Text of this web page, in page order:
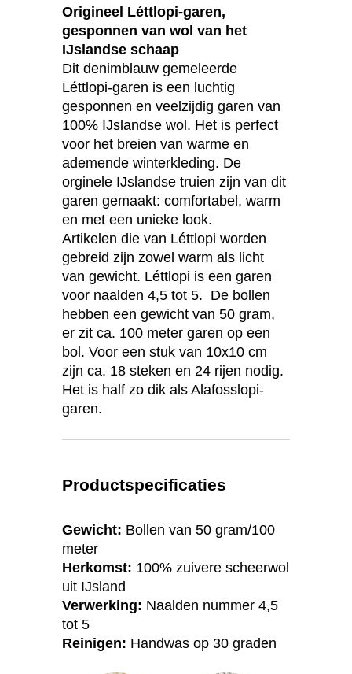
Origineel Léttlopi-garen,
gesponnen van wol van het
IJslandse schaap
Dit denimblauw gemeleerde
Léttlopi-garen is een luchtig
gesponnen en veelzijdig garen van
100% IJslandse wol. Het is perfect
voor het breien van warme en
ademende winterkleding. De
orginele IJslandse truien zijn van dit
garen gemaakt: comfortabel, warm
en met een unieke look.
Artikelen die van Léttlopi worden
gebreid zijn zowel warm als licht
van gewicht. Léttlopi is een garen
voor naalden 4,5 tot 5. De bollen
hebben een gewicht van 50 gram,
er zit ca. 100 meter garen op een
bol. Voor een stuk van 10x10 cm
zijn ca. 18 steken en 24 rijen nodig.
Het is half zo dik als Alafosslopi-
garen.
Productspecificaties
Gewicht: Bollen van 50 gram/100
meter
Herkomst: 100% zuivere scheerwol
uit IJsland
Verwerking: Naalden nummer 4,5
tot 5
Reinigen: Handwas op 30 graden